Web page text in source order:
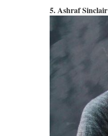
5. Ashraf Sinclair